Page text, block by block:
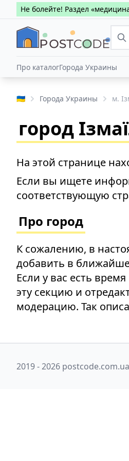
Не болейте! Раздел
Про каталогГорода Украины
🇺🇦 Города Украины м.
город
На этой странице
Если вы ищете
соответствующую
Про город
К сожалению, в
добавить в
Если у вас есть
эту секцию и
модерацию. Так
2019 - 2026